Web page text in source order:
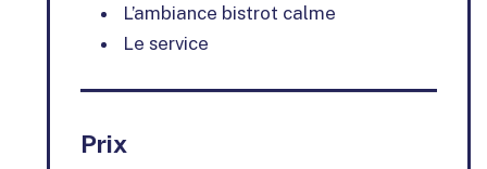
L’ambiance bistrot calme
Le service
Prix